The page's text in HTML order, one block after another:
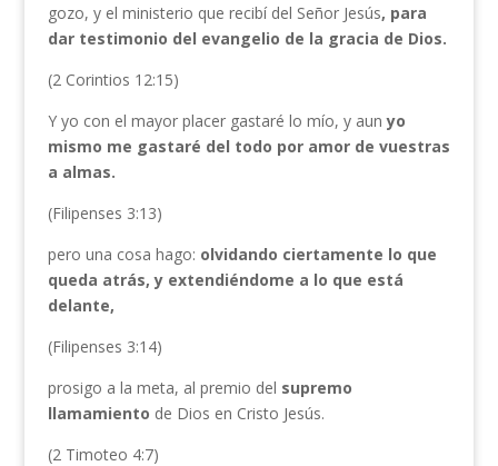
gozo, y el ministerio que recibí del Señor Jesús, para
dar testimonio del evangelio de la gracia de Dios.
(2 Corintios 12:15)
Y yo con el mayor placer gastaré lo mío, y aunyo
mismo me gastaré del todo por amor de vuestras
a almas.
(Filipenses 3:13)
pero una cosa hago: olvidando ciertamente lo que
queda atrás, y extendiéndome a lo que está
delante,
(Filipenses 3:14)
prosigo a la meta, al premio del supremo
llamamiento de Dios en Cristo Jesús.
(2 Timoteo 4:7)